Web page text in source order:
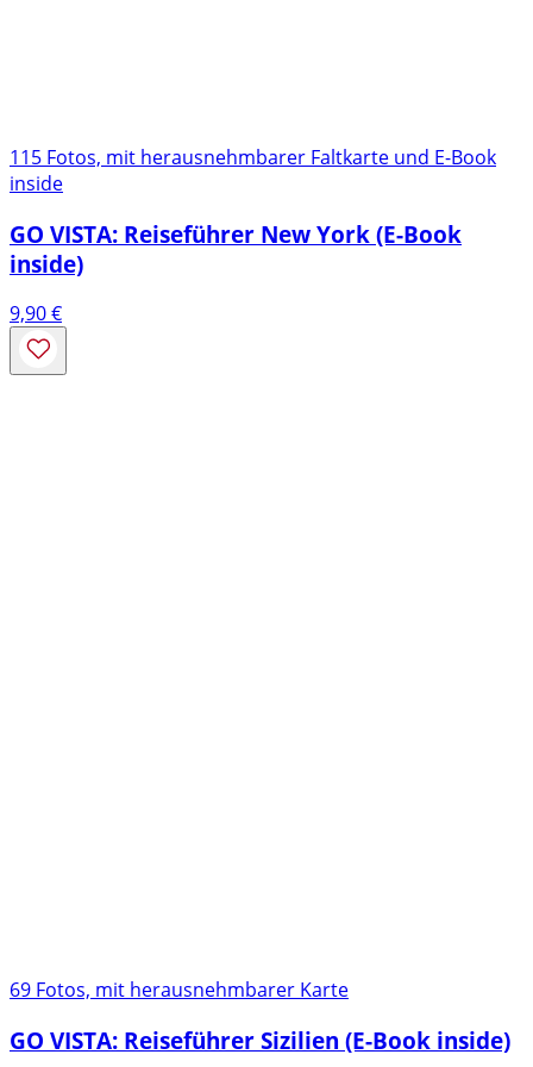
115 Fotos, mit herausnehmbarer Faltkarte und E-Book
inside
GO VISTA: Reiseführer New York (E-Book
inside)
9,90€
69 Fotos, mit herausnehmbarer Karte
GO VISTA: Reiseführer Sizilien (E-Book inside)